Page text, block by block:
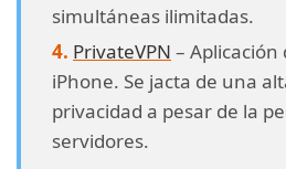
simultáneas ilimitadas.
PrivateVPN – Aplicación
iPhone. Se jacta de una
privacidad a pesar de la
servidores.